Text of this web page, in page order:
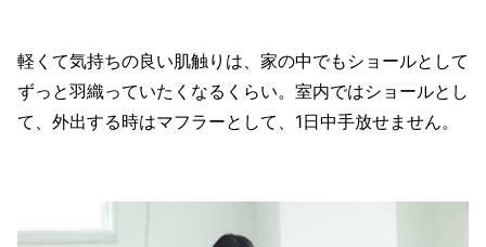
軽くて気持ちの良い肌触りは、家の中でもショールとして
ずっと羽織っていたくなるくらい。室内ではショールとし
て、外出する時はマフラーとして、1日中手放せません。